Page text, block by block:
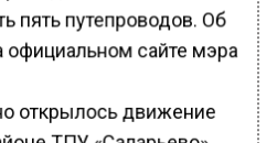
пять путепроводов. Об
официальном сайте мэра